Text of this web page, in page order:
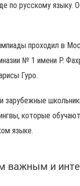
по русскому языку.
проходил в
№ 1 имени Р.
Гуро.
зарубежные
которые
языке.
важным и